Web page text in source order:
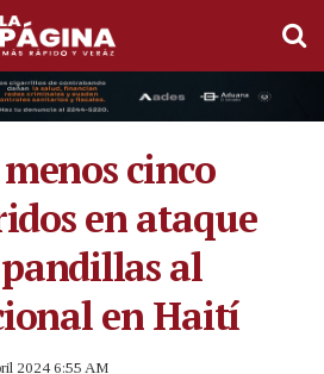
cinco
en ataque
al
en Haití
2024 6:55 AM